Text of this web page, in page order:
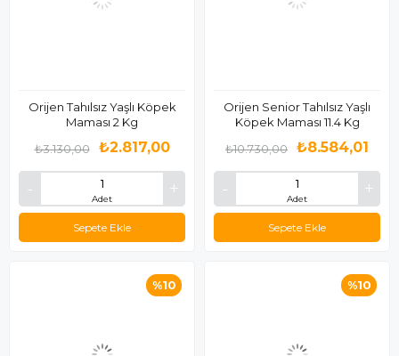
Orijen Tahılsız Yaşlı Köpek
Maması 2 Kg
Adet
₺2.817,00
₺3.130,00
Sepete Ekle
Orijen Senior Tahılsız Yaşlı
Köpek Maması 11.4 Kg
Adet
₺8.584,01
₺10.730,00
Sepete Ekle
%10 %10